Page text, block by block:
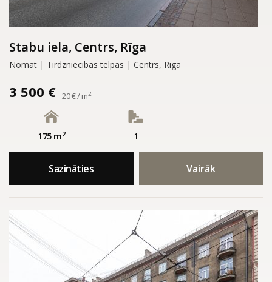
Stabu iela, Centrs, Rīga
Nomāt | Tirdzniecības telpas | Centrs, Rīga
3 500 € 20 € / m2
175 m2 1
Sazināties Vairāk